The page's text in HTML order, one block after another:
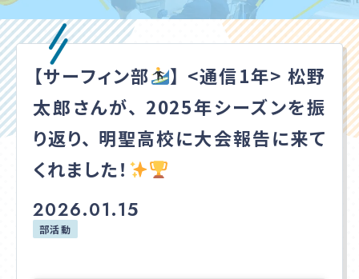
校舎・コース紹介
明聖高校情報局
入学案内
学校説明会
【サーフィン部
】 <通信1年> 松野
太郎さんが、 2025年シーズンを振
り返り、 明聖高校に大会報告に来て
くれました！
2026.01.15
部活動